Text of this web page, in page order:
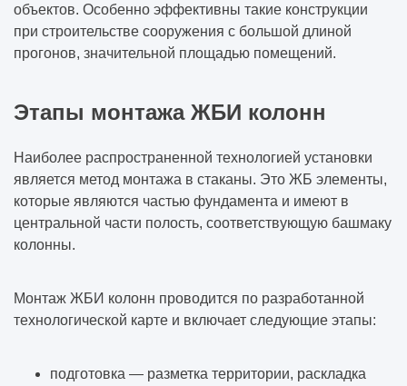
объектов. Особенно эффективны такие конструкции
при строительстве сооружения с большой длиной
прогонов, значительной площадью помещений.
Этапы монтажа ЖБИ колонн
Наиболее распространенной технологией установки
является метод монтажа в стаканы. Это ЖБ элементы,
которые являются частью фундамента и имеют в
центральной части полость, соответствующую башмаку
колонны.
Монтаж ЖБИ колонн проводится по разработанной
технологической карте и включает следующие этапы:
подготовка — разметка территории, раскладка